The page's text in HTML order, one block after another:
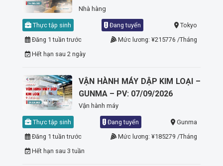
Nhà hàng
Thực tập sinh Đang tuyển
Tokyo
Đăng 1 tuần trước
Mức lương: ¥215776 /Tháng
Hết hạn sau 2 ngày
VẬN HÀNH MÁY DẬP KIM LOẠI –
GUNMA – PV: 07/09/2026
Vận hành máy
Thực tập sinh Đang tuyển
Gunma
Đăng 1 tuần trước
Mức lương: ¥185279 /Tháng
Hết hạn sau 3 tuần